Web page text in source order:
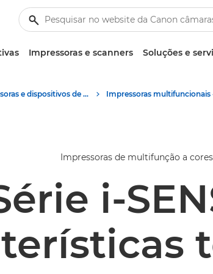
Impressoras e scanners Soluções e
Impressoras e dispositivos de fax empresariais
Impressoras de multifunção a cores
i-